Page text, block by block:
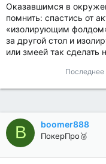
Оказавшимся в
помнить: спастись от
«изолирующим
за другой стол и
или змеей так сделать
Последнее
B boomer888
ПокерПро🥈